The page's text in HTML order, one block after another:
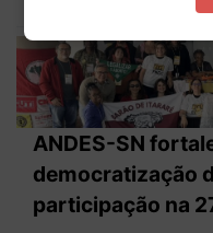
Publicado em: 05 de Agosto de
ANDES-SN
democratização
participação na